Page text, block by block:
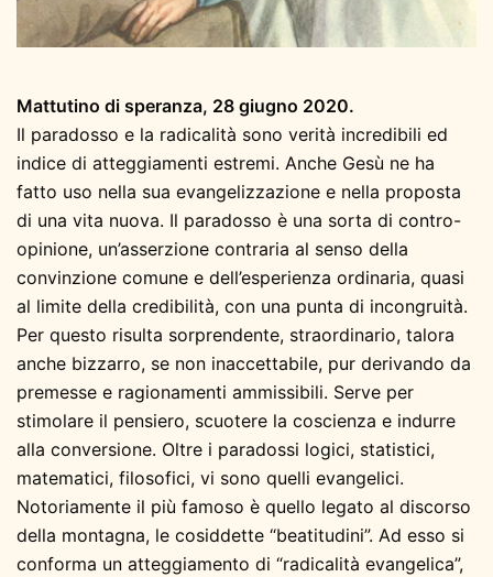
Mattutino di speranza, 28 giugno 2020.
Il paradosso e la radicalità sono verità incredibili ed
indice di atteggiamenti estremi. Anche Gesù ne ha
fatto uso nella sua evangelizzazione e nella proposta
di una vita nuova. Il paradosso è una sorta di contro-
opinione, un’asserzione contraria al senso della
convinzione comune e dell’esperienza ordinaria, quasi
al limite della credibilità, con una punta di incongruità.
Per questo risulta sorprendente, straordinario, talora
anche bizzarro, se non inaccettabile, pur derivando da
premesse e ragionamenti ammissibili. Serve per
stimolare il pensiero, scuotere la coscienza e indurre
alla conversione. Oltre i paradossi logici, statistici,
matematici, filosofici, vi sono quelli evangelici.
Notoriamente il più famoso è quello legato al discorso
della montagna, le cosiddette “beatitudini”. Ad esso si
conforma un atteggiamento di “radicalità evangelica”,